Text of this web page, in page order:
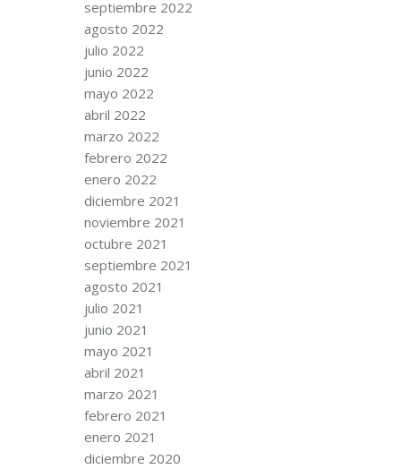
septiembre 2022
agosto 2022
julio 2022
junio 2022
mayo 2022
abril 2022
marzo 2022
febrero 2022
enero 2022
diciembre 2021
noviembre 2021
octubre 2021
septiembre 2021
agosto 2021
julio 2021
junio 2021
mayo 2021
abril 2021
marzo 2021
febrero 2021
enero 2021
diciembre 2020